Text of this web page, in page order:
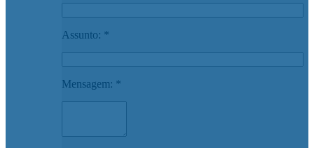
Assunto: *
Mensagem: *